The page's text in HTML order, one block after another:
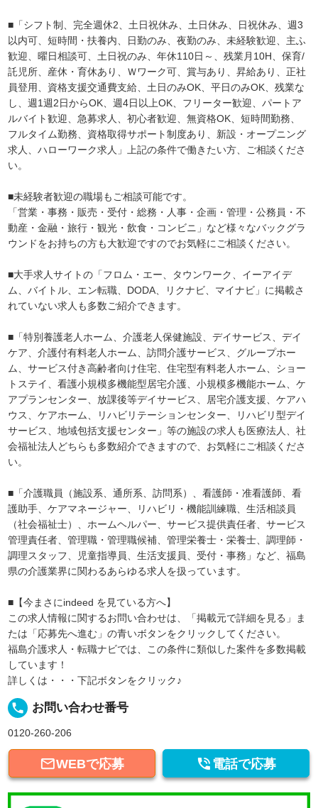
■「シフト制、完全週休2、土日祝休み、土日休み、日祝休み、週3
以内可、短時間・扶養内、日勤のみ、夜勤のみ、未経験歓迎、主ふ
歓迎、曜日相談可、土日祝のみ、年休110日～、残業月10H、保育/
託児所、産休・育休あり、Ｗワーク可、賞与あり、昇給あり、正社
員登用、資格支援交通費支給、土日のみOK、平日のみOK、残業な
し、週1週2日からOK、週4日以上OK、フリーター歓迎、パートア
ルバイト歓迎、急募求人、初心者歓迎、無資格OK、短時間勤務、
フルタイム勤務、資格取得サポート制度あり、新設・オープニング
求人、ハローワーク求人」上記の条件で働きたい方、ご相談くださ
い。
■未経験者歓迎の職場もご相談可能です。
「営業・事務・販売・受付・総務・人事・企画・管理・公務員・不
動産・金融・旅行・観光・飲食・コンビニ」など様々なバックグラ
ウンドをお持ちの方も大歓迎ですのでお気軽にご相談ください。
■大手求人サイトの「フロム・エー、タウンワーク、イーアイデ
ム、バイトル、エン転職、DODA、リクナビ、マイナビ」に掲載さ
れていない求人も多数ご紹介できます。
■「特別養護老人ホーム、介護老人保健施設、デイサービス、デイ
ケア、介護付有料老人ホーム、訪問介護サービス、グループホー
ム、サービス付き高齢者向け住宅、住宅型有料老人ホーム、ショー
トステイ、看護小規模多機能型居宅介護、小規模多機能ホーム、ケ
アプランセンター、放課後等デイサービス、居宅介護支援、ケアハ
ウス、ケアホーム、リハビリテーションセンター、リハビリ型デイ
サービス、地域包括支援センター」等の施設の求人も医療法人、社
会福祉法人どちらも多数紹介できますので、お気軽にご相談くださ
い。
■「介護職員（施設系、通所系、訪問系）、看護師・准看護師、看
護助手、ケアマネージャー、リハビリ・機能訓練職、生活相談員
（社会福祉士）、ホームヘルパー、サービス提供責任者、サービス
管理責任者、管理職・管理職候補、管理栄養士・栄養士、調理師・
調理スタッフ、児童指導員、生活支援員、受付・事務」など、福島
県の介護業界に関わるあらゆる求人を扱っています。
■【今まさにindeed を見ている方へ】
この求人情報に関するお問い合わせは、「掲載元で詳細を見る」ま
たは「応募先へ進む」の青いボタンをクリックしてください。
福島介護求人・転職ナビでは、この条件に類似した案件を多数掲載
しています！
詳しくは・・・下記ボタンをクリック♪
local_phone お問い合わせ番号
0120-260-206
WEBで応募  電話で応募